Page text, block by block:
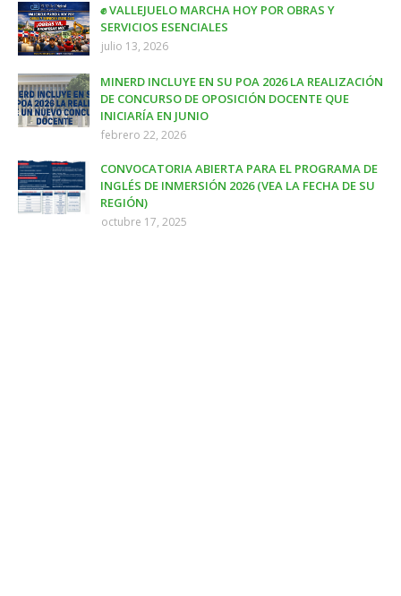
✊ VALLEJUELO MARCHA HOY POR OBRAS Y
SERVICIOS ESENCIALES
julio 13, 2026
MINERD INCLUYE EN SU POA 2026 LA REALIZACIÓN
DE CONCURSO DE OPOSICIÓN DOCENTE QUE
INICIARÍA EN JUNIO
febrero 22, 2026
CONVOCATORIA ABIERTA PARA EL PROGRAMA DE
INGLÉS DE INMERSIÓN 2026 (VEA LA FECHA DE SU
REGIÓN)
octubre 17, 2025